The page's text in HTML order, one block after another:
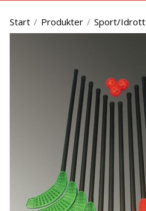
Start / Produkter / Sport/Idrott